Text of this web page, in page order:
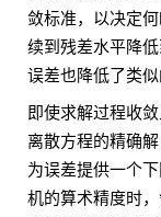
敛标准，以决定
续到残差水平降
误差也降低了类似
即使求解过程收
离散方程的精确
为误差提供一个
机的算术精度时